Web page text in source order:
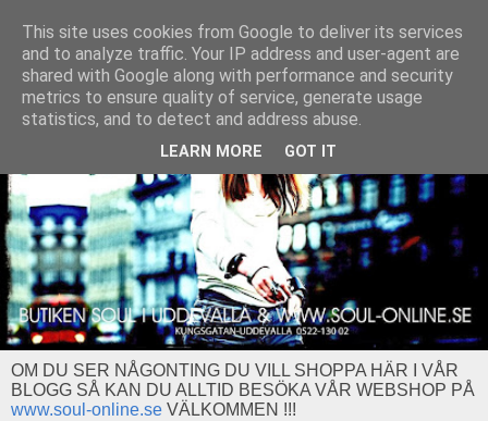
OM DU SER NÅGONTING DU VILL SHOPPA HÄR I VÅR
BLOGG SÅ KAN DU ALLTID BESÖKA VÅR WEBSHOP PÅ
www.soul-online.se VÄLKOMMEN !!!
This site uses cookies from Google to deliver its services
and to analyze traffic. Your IP address and user-agent are
shared with Google along with performance and security
metrics to ensure quality of service, generate usage
statistics, and to detect and address abuse.
LEARN MORE GOT IT